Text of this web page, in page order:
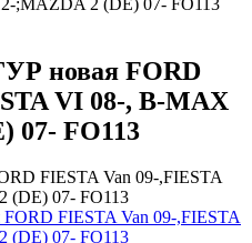
новая FORD
VI 08-, B-MAX
07- FO113
FIESTA Van 09-,FIESTA
(DE) 07- FO113